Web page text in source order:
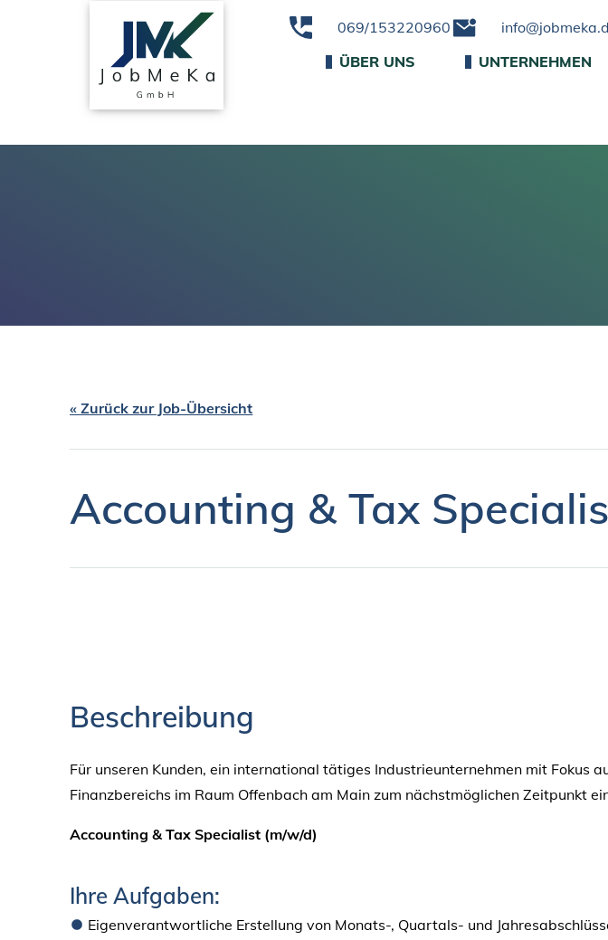
069/153220960
ÜBER UNS
UNTERNEHMEN
« Zurück zur Job-Übersicht
Accounting & Tax
Beschreibung
Für unseren Kunden, ein international tätiges Industrieunternehmen mit Fokus
Finanzbereichs im Raum Offenbach am Main zum nächstmöglichen Zeitpunkt
Accounting & Tax Specialist (m/w/d)
Ihre Aufgaben:
Eigenverantwortliche Erstellung von Monats-, Quartals- und